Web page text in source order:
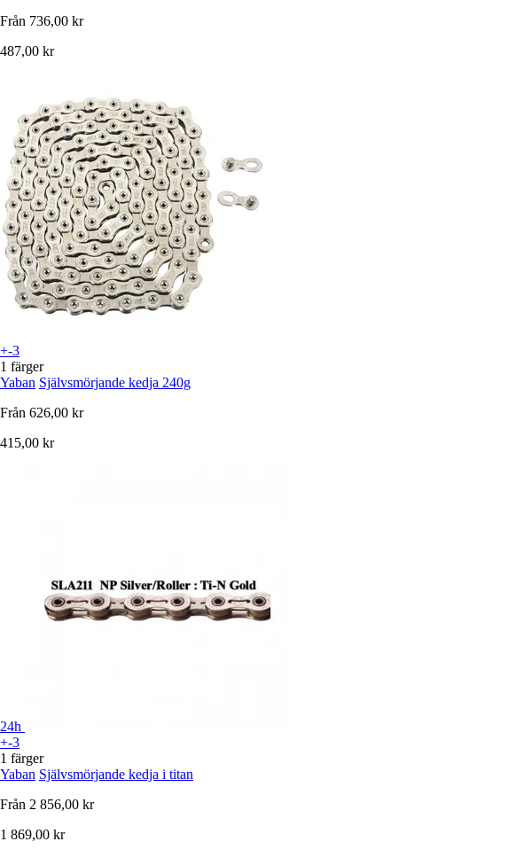
Från 736,00 kr
487,00 kr
+-3
1 färger
Yaban Självsmörjande kedja 240g
Från 626,00 kr
415,00 kr
24h
+-3
1 färger
Yaban Självsmörjande kedja i titan
Från 2 856,00 kr
1 869,00 kr